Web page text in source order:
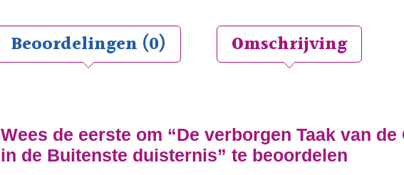
Beoordelingen (0) Omschrijving
Wees de eerste om “De verborgen Taak van
in de Buitenste duisternis” te beoordelen